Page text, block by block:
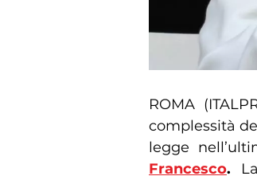
ROMA
complessità
legge
Francesco.